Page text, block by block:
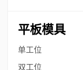
平板模具
单工位
双工位